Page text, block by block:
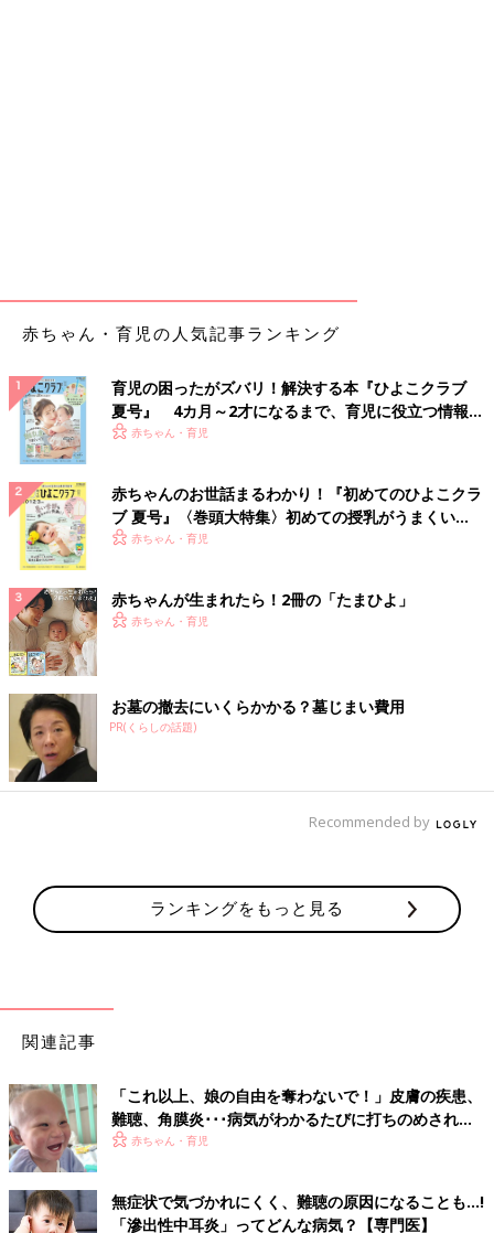
がたどり着いた働き方
言われています。人気料理家のSHIORIさんも、
「高度ないしは重度の先天性難聴」と告げられ
ました。悲しみを乗り越えて前を向けるように
なったとき、「息子のそばにいるために働き方
赤ちゃんの難聴・聴覚障害 治療＆ホームケア
伝音性難聴は治療や手術で改善する可能性がありますが、感音性
難聴は治療が難しいケースも多いようです。難聴がわかった場
合、中等度以上では補聴器で聴力を補い、言語聴覚士などの指導
を受けます。高度難聴では、人工内耳を埋め込む手術をする場合
もあります。
難聴は早期発見が大切。最近は新生児難聴スクリーニングテスト
が普及して、早期発見が可能になりました。
監修／横田俊一郎 先生
■赤ちゃん 耳・鼻の病気
・中耳炎（ちゅうじえん）
・外耳道炎（がいじどうえん）
・耳垢栓塞（じこうせんそく）
赤ちゃんがかかりやすい病気・症状別・予防接種・お薬ガイド
赤ちゃん・育児の人気記事ランキング
育児の困ったがズバリ！解決する本『ひよこクラブ
夏号』 4カ月～2才になるまで、育児に役立つ情報が
いっぱい！
赤ちゃん・育児
赤ちゃんのお世話まるわかり！『初めてのひよこクラ
ブ 夏号』〈巻頭大特集〉初めての授乳がうまくい
く！ おっぱい・ミルクの基本と夏のトラブル 解決テ
赤ちゃん・育児
赤ちゃんが生まれたら！2冊の「たまひよ」
赤ちゃん・育児
お墓の撤去にいくらかかる？墓じまい費用
PR(くらしの話題)
Recommended by
ランキングをもっと見る
関連記事
「これ以上、娘の自由を奪わないで！」皮膚の疾患、
難聴、角膜炎･･･病気がわかるたびに打ちのめされた
【KID症候群・体験談】
赤ちゃん・育児
無症状で気づかれにくく、難聴の原因になることも…!
「滲出性中耳炎」ってどんな病気？【専門医】